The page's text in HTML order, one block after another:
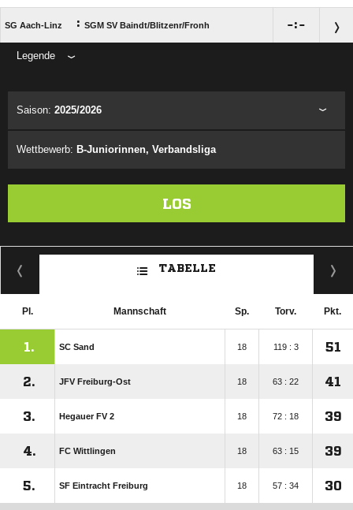
SG Aach-Linz : SGM SV Baindt/​Blitzenr/​Fronh :
Legende
Saison: 2025/2026
Wettbewerb: B-Juniorinnen, Verbandsliga
LOS
TABELLE
Pl. Mannschaft Sp. Torv. Pkt.
1. SC Sand 18 119 : 3 51
2. JFV Freiburg-Ost 18 63 : 22 41
3. Hegauer FV 2 18 72 : 18 39
4. FC Wittlingen 18 63 : 15 39
5. SF Eintracht Freiburg 18 57 : 34 30